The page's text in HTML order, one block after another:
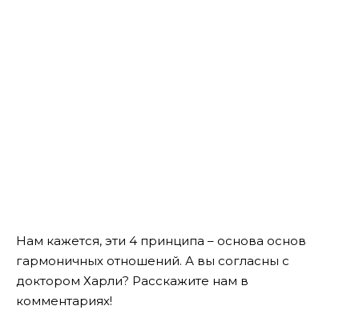
Нам кажется, эти 4 принципа – основа основ
гармоничных отношений. А вы согласны с
доктором Харли? Расскажите нам в
комментариях!